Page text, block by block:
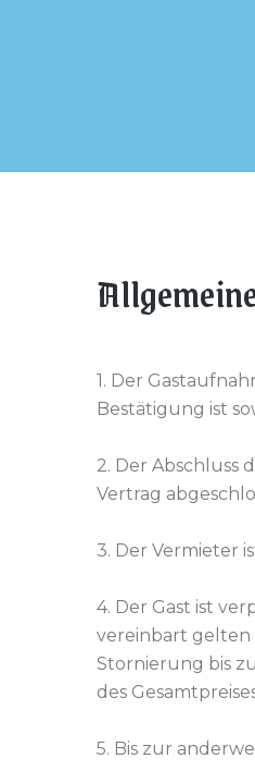
1. Der
Bestätigung ist
2. Der Abschluss
Vertrag
3. Der Vermieter
4. Der Gast ist
vereinbart gelten
Stornierung bis
des
5. Bis zur